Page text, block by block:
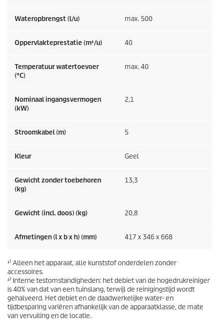
Wateropbrengst (l/u) max. 500
Oppervlakteprestatie (m²/u) 40
Temperatuur watertoevoer
(°C)
max. 40
Nominaal ingangsvermogen
(kW)
2,1
Stroomkabel (m) 5
Kleur Geel
Gewicht zonder toebehoren
(kg)
13,3
Gewicht (incl. doos) (kg) 20,8
Afmetingen (l x b x h) (mm) 417 x 346 x 668
¹⁾ Alleen het apparaat, alle kunststof onderdelen zonder
accessoires.
²⁾ Interne testomstandigheden: het debiet van de hogedrukreiniger
is 40% van dat van een tuinslang, terwijl de reinigingstijd wordt
gehalveerd. Het debiet en de daadwerkelijke water- en
tijdbesparing variëren afhankelijk van de apparaatklasse, de mate
van vervuiling en de locatie.